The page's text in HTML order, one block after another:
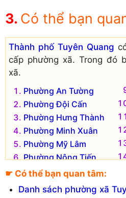
Có thể bạn
Thành phố Tuyên Quang
cấp phường xã. Trong đó
xã.
Phường An Tường
Phường Đội Cấn
Phường Hưng Thành
Phường Minh Xuân
Phường Mỹ Lâm
Phường Nông Tiến
Phường Phan Thiết
Phường Tân Hà
☛ Có thể bạn quan tâm:
Danh sách phường xã